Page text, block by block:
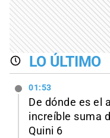
LO ÚLTIMO
01:53
De dónde es el
increíble suma
Quini 6